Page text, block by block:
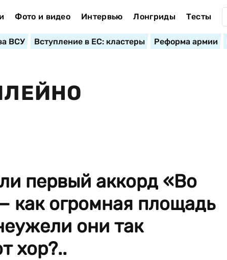
Фото и видео Интервью Лонгриды Тесты
ВСУ Вступление в ЕС: кластеры Реформа армии
первый аккорд «Во
как огромная площадь
они так
хор?..